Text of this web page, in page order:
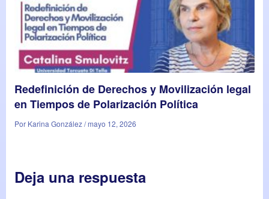
Redefinición de Derechos y Movilización legal
en Tiempos de Polarización Política
Por Karina González / mayo 12, 2026
Deja una respuesta